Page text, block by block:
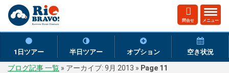
ト
グ
ナ
ビ
メニュー
問合せ
1日ツアー 半日ツアー オプション 空き状況
ブログ記事 一覧 » アーカイブ: 9月 2013 » Page 11